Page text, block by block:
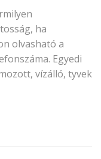
ha
olvasható a
Egyedi
vízálló, tyvek